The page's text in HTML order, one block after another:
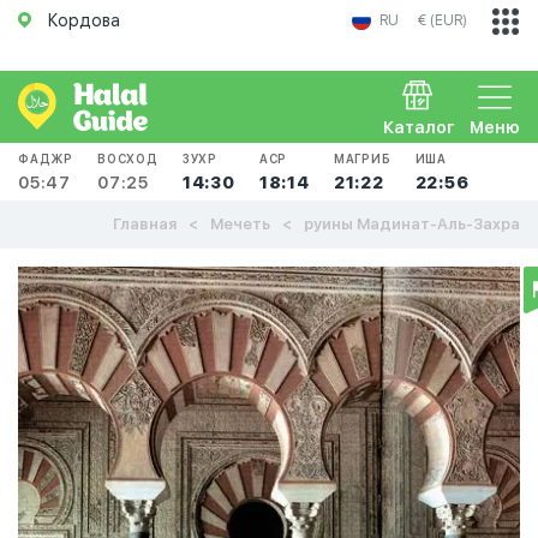
Кордова RU € (EUR)
Меню
Каталог
ФАДЖР
05:47
ВОСХОД
07:25
ЗУХР
14:30
АСР
18:14
МАГРИБ
21:22
ИША
22:56
Главная Мечеть руины Мадинат-Аль-Захра